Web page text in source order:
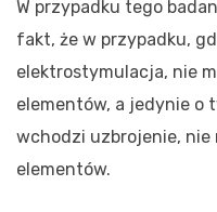
W przypadku tego
fakt, że w przypadku,
elektrostymulacja, nie
elementów, a jedynie o
wchodzi uzbrojenie, nie
elementów.